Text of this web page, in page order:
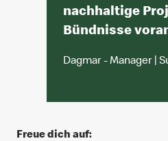
nachhaltige
Bündnisse
Dagmar - Manager |
Freue dich auf: